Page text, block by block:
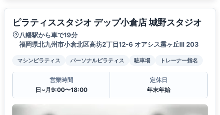
ピラティススタジオ デップ小倉店 城野スタジオ
八幡駅から車で19分
福岡県北九州市小倉北区高坊2丁目12-6 オアシス霧ヶ丘Ⅲ 203
マシンピラティス パーソナルピラティス 駐車場 トレーナー指名
営業時間
日~月9:00〜18:00
定休日
年末年始